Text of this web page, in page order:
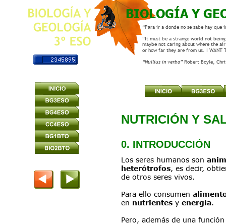
BIOLOGÍA Y
NUTRICIÓN Y
0. INTRODUCCIÓN
Los seres humanos son
heterótrofos, es decir,
de otros seres vivos.
Para ello consumen
en nutrientes y energía.
Pero, además de una
“Para ir a donde no se sabe hay que
“It must be a strange world not
maybe not caring about where the
or how far they are from us. I WANT
“Nullius in verba” Robert Boyle,